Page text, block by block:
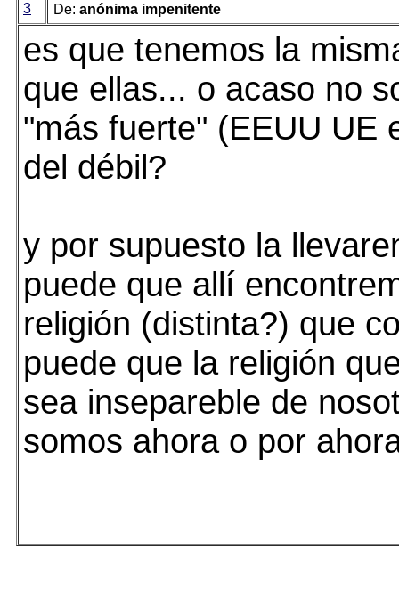
3 De: anónima impenitente
es que tenemos la
que ellas... o acaso no
"más fuerte" (EEUU UE
del débil?
y por supuesto la
puede que allí
religión (distinta?) que
puede que la religión
sea insepareble de
somos ahora o por